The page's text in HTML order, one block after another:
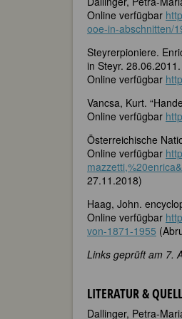
Online verfügbar
ooe-in-abschnitten/
Steyrerpioniere.
in Steyr. 28.06.2011.
Online verfügbar
Vancsa, Kurt.
Online verfügbar
Österreichische
Online verfügbar
27.11.2018)
Haag, John.
Online verfügbar
von-1871-1955
Links geprüft am 7.
LITERATUR &
Dallinger, Petra-